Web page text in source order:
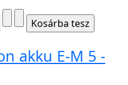
akku E-M 5 -